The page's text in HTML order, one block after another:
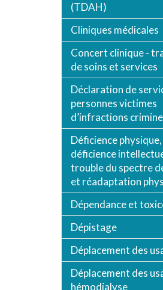
(TDAH)
Cliniques médicales
Concert clinique -
de soins et services
Déclaration de
personnes victimes
d’infractions
Déficience physique,
déficience
trouble du spectre
et réadaptation
Dépendance et
Dépistage
Déplacement des
Déplacement des
hémodialyse